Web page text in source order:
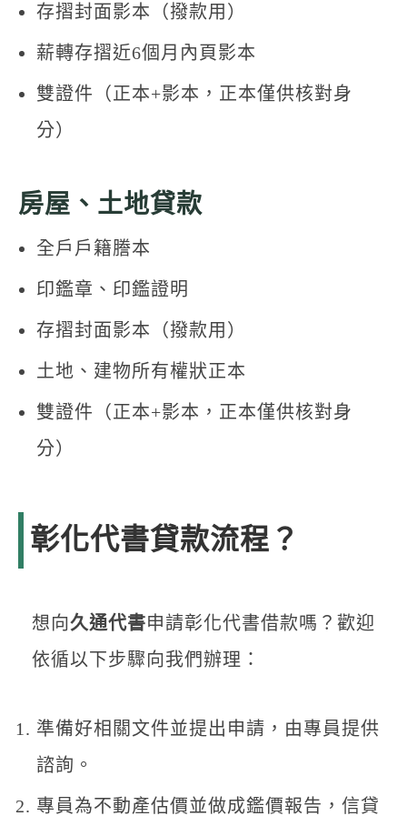
存摺封面影本（撥款用）
薪轉存摺近6個月內頁影本
雙證件（正本+影本，正本僅供核對身
分）
房屋、土地貸款
全戶戶籍謄本
印鑑章、印鑑證明
存摺封面影本（撥款用）
土地、建物所有權狀正本
雙證件（正本+影本，正本僅供核對身
分）
彰化代書貸款流程？
想向久通代書申請彰化代書借款嗎？歡迎
依循以下步驟向我們辦理：
準備好相關文件並提出申請，由專員提供
諮詢。
專員為不動產估價並做成鑑價報告，信貸